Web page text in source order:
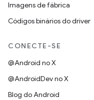
Imagens de fábrica
Códigos binários do driver
CONECTE-SE
@Android no X
@AndroidDev no X
Blog do Android